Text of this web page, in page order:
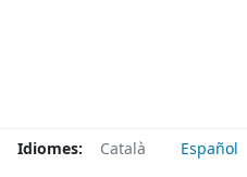
Idiomes: Català Español